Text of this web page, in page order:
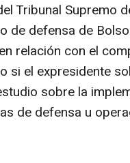
Tribunal Supremo
de defensa de
relación con el
si el expresidente
sobre la
de defensa u